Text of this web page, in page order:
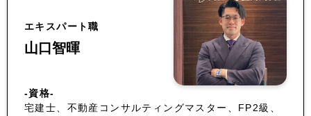
エキスパート職
山口智暉
-資格-
宅建士、不動産コンサルティングマスター、FP2級、